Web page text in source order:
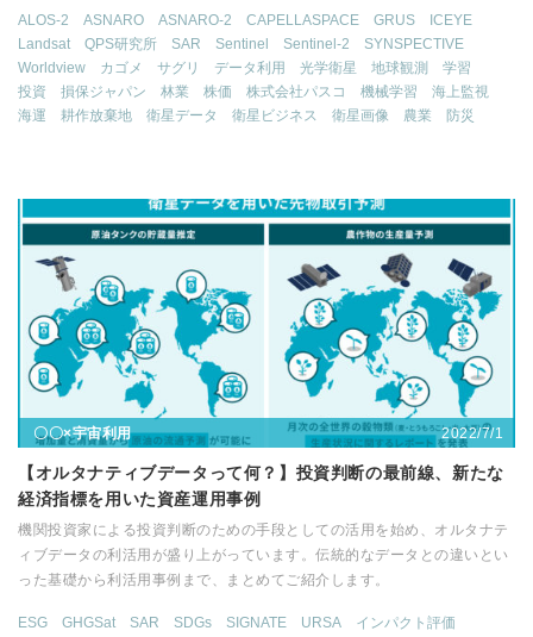
ALOS-2 ASNARO ASNARO-2 CAPELLASPACE GRUS
ICEYE
Landsat
QPS研究所 SAR Sentinel Sentinel-2
SYNSPECTIVE
Worldview
カゴメ サグリ データ利用 光学衛星 地球観測
学習
投資
損保ジャパン 林業 株価 株式会社パスコ 機械学習
海上監視
海運
耕作放棄地 衛星データ 衛星ビジネス 衛星画像 農業 防災
〇〇×宇宙利用 2022/7/1
【オルタナティブデータって何？】投資判断の最前線、新たな
経済指標を用いた資産運用事例
機関投資家による投資判断のための手段としての活用を始め、オルタナテ
ィブデータの利活用が盛り上がっています。伝統的なデータとの違いとい
った基礎から利活用事例まで、まとめてご紹介します。
ESG GHGSat SAR SDGs SIGNATE URSA
インパクト評価